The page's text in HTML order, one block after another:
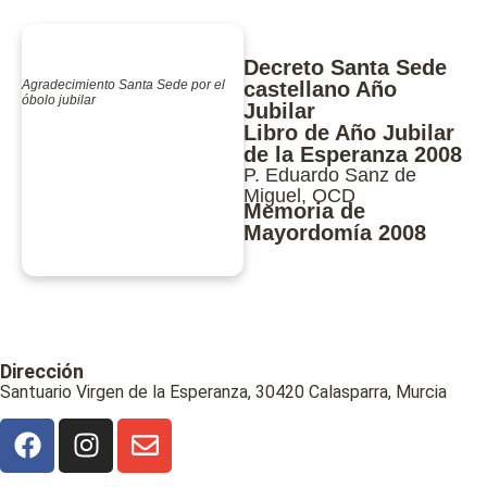
Agradecimiento Santa Sede por el
óbolo jubilar
Decreto Santa Sede
castellano Año
Jubilar
Libro de Año Jubilar
de la Esperanza 2008
P. Eduardo Sanz de
Miguel, OCD
Memoria de
Mayordomía 2008
Dirección
Santuario Virgen de la Esperanza, 30420 Calasparra, Murcia